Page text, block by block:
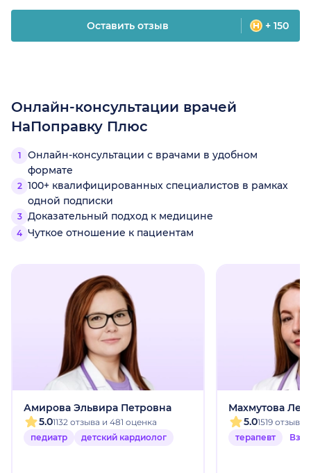
Оставить отзыв + 150
Онлайн-консультации врачей
НаПоправку Плюс
Онлайн-консультации с врачами в удобном
формате
100+ квалифицированных специалистов в рамках
одной подписки
Доказательный подход к медицине
Чуткое отношение к пациентам
Амирова Эльвира Петровна
5.01132 отзыва и 481 оценка
педиатр
детский кардиолог
Махмутова
5.01519
терапевт